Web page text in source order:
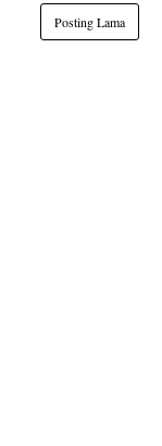
Posting Lama